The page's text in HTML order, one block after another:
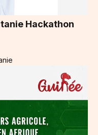
Hackathon